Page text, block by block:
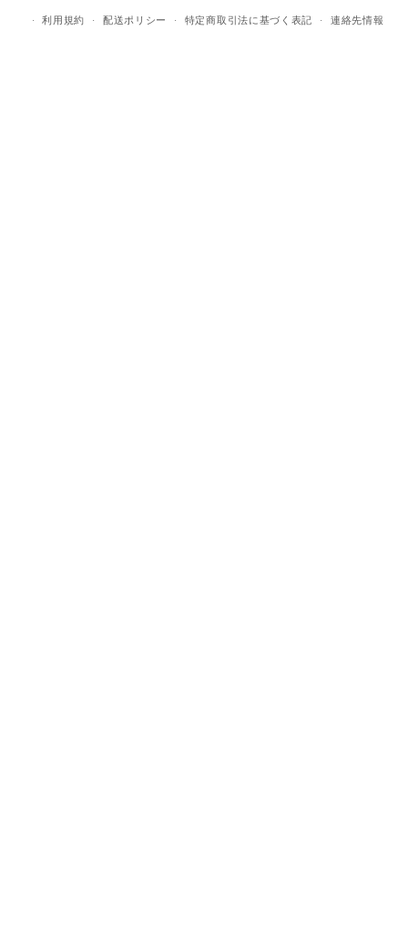
利用規約 配送ポリシー 特定商取引法に基づく表記 連絡先情報